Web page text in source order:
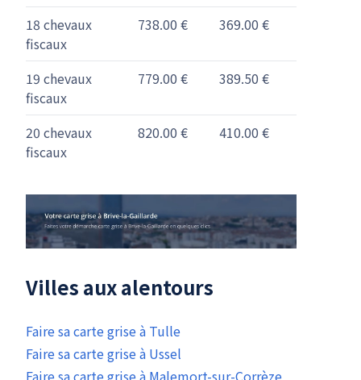
18 chevaux
fiscaux
738.00 € 369.00 €
19 chevaux
fiscaux
779.00 € 389.50 €
20 chevaux
fiscaux
820.00 € 410.00 €
Villes aux alentours
Faire sa carte grise à Tulle
Faire sa carte grise à Ussel
Faire sa carte grise à Malemort-sur-Corrèze